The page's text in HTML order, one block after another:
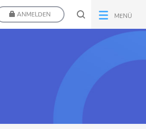
ANMELDEN MENÜ